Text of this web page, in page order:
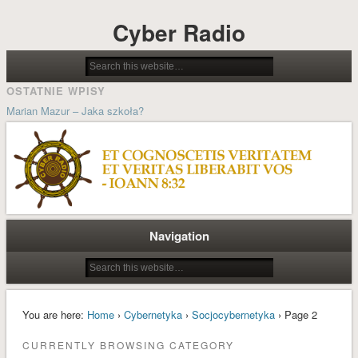
Cyber Radio
OSTATNIE WPISY
Marian Mazur – Jaka szkoła?
Jolanta Wilsz – Możliwości stwarzane przez psychocybernetykę w
procesach pedagogicznych
Ludzie cybernetyki – Grzegorz Dorobek wspomina Docenta Józefa
Kosseckiego
Historia systemu sterowania kościoła katolickiego
Wielkanoc A.D. MMXIX
październik 2021
styczeń 2021
Navigation
You are here: Home› Cybernetyka› Socjocybernetyka› Page 2
CURRENTLY BROWSING CATEGORY